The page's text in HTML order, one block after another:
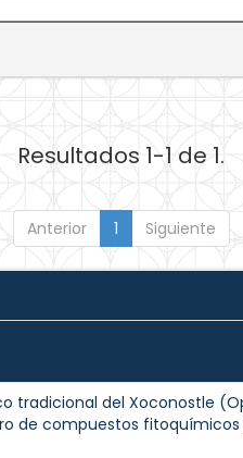
Resultados 1-1 de 1.
Anterior 1 Siguiente
tradicional del Xoconostle
de compuestos fitoquímicos